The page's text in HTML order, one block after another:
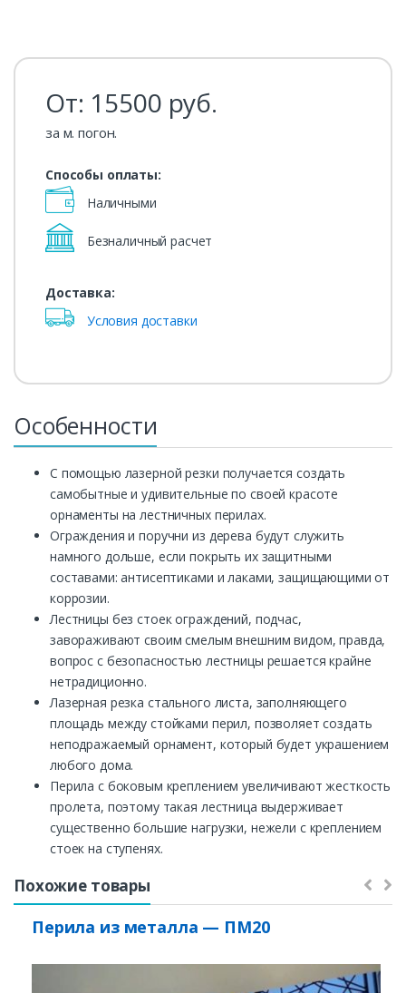
От: 15500 руб.
за м. погон.
Способы оплаты:
Наличными
Безналичный расчет
Доставка:
Условия доставки
Особенности
С помощью лазерной резки получается создать
самобытные и удивительные по своей красоте
орнаменты на лестничных перилах.
Ограждения и поручни из дерева будут служить
намного дольше, если покрыть их защитными
составами: антисептиками и лаками, защищающими от
коррозии.
Лестницы без стоек ограждений, подчас,
завораживают своим смелым внешним видом, правда,
вопрос с безопасностью лестницы решается крайне
нетрадиционно.
Лазерная резка стального листа, заполняющего
площадь между стойками перил, позволяет создать
неподражаемый орнамент, который будет украшением
любого дома.
Перила с боковым креплением увеличивают жесткость
пролета, поэтому такая лестница выдерживает
существенно большие нагрузки, нежели с креплением
стоек на ступенях.
Похожие товары
Перила из металла — ПМ20